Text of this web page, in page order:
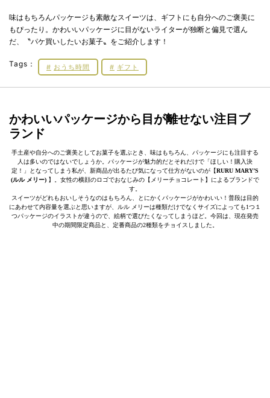
味はもちろんパッケージも素敵なスイーツは、ギフトにも自分へのご褒美に
もぴったり。かわいいパッケージに目がないライターが独断と偏見で選ん
だ、〝パケ買いしたいお菓子〟をご紹介します！
Tags： おうち時間 ギフト
かわいいパッケージから目が離せない注目ブ
ランド
手土産や自分へのご褒美としてお菓子を選ぶとき、味はもちろん、パッケージにも注目する
人は多いのではないでしょうか。パッケージが魅力的だとそれだけで「ほしい！購入決
定！」となってしまう私が、新商品が出るたび気になって仕方がないのが【RURU MARY’S
(ルル メリー) 】。女性の横顔のロゴでおなじみの【メリーチョコレート】によるブランドで
す。
スイーツがどれもおいしそうなのはもちろん、とにかくパッケージがかわいい！普段は目的
にあわせて内容量を選ぶと思いますが、ルル メリーは種類だけでなくサイズによっても1つ１
つパッケージのイラストが違うので、絵柄で選びたくなってしまうほど。今回は、現在発売
中の期間限定商品と、定番商品の2種類をチョイスしました。